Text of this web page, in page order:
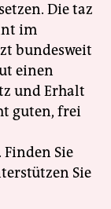
Die taz
im
bundesweit
einen
und Erhalt
guten, frei
Sie
Sie